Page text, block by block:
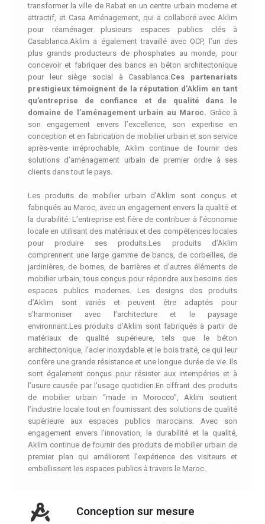
transformer la ville de Rabat en un centre urbain moderne et
attractif, et Casa Aménagement, qui a collaboré avec Aklim
pour réaménager plusieurs espaces publics clés à
Casablanca.Aklim a également travaillé avec OCP, l’un des
plus grands producteurs de phosphates au monde, pour
concevoir et fabriquer des bancs en béton architectonique
pour leur siège social à Casablanca. Ces partenariats
prestigieux témoignent de la réputation d’Aklim en tant
qu’entreprise de confiance et de qualité dans le
domaine de l’aménagement urbain au Maroc. Grâce à
son engagement envers l’excellence, son expertise en
conception et en fabrication de mobilier urbain et son service
après-vente irréprochable, Aklim continue de fournir des
solutions d’aménagement urbain de premier ordre à ses
clients dans tout le pays.
Les produits de mobilier urbain d’Aklim sont conçus et
fabriqués au Maroc, avec un engagement envers la qualité et
la durabilité. L’entreprise est fière de contribuer à l’économie
locale en utilisant des matériaux et des compétences locales
pour produire ses produits.Les produits d’Aklim
comprennent une large gamme de bancs, de corbeilles, de
jardinières, de bornes, de barrières et d’autres éléments de
mobilier urbain, tous conçus pour répondre aux besoins des
espaces publics modernes. Les designs des produits
d’Aklim sont variés et peuvent être adaptés pour
s’harmoniser avec l’architecture et le paysage
environnant.Les produits d’Aklim sont fabriqués à partir de
matériaux de qualité supérieure, tels que le béton
architectonique, l’acier inoxydable et le bois traité, ce qui leur
confère une grande résistance et une longue durée de vie. Ils
sont également conçus pour résister aux intempéries et à
l’usure causée par l’usage quotidien.En offrant des produits
de mobilier urbain “made in Morocco”, Aklim soutient
l’industrie locale tout en fournissant des solutions de qualité
supérieure aux espaces publics marocains. Avec son
engagement envers l’innovation, la durabilité et la qualité,
Aklim continue de fournir des produits de mobilier urbain de
premier plan qui améliorent l’expérience des visiteurs et
embellissent les espaces publics à travers le Maroc.
Conception sur mesure